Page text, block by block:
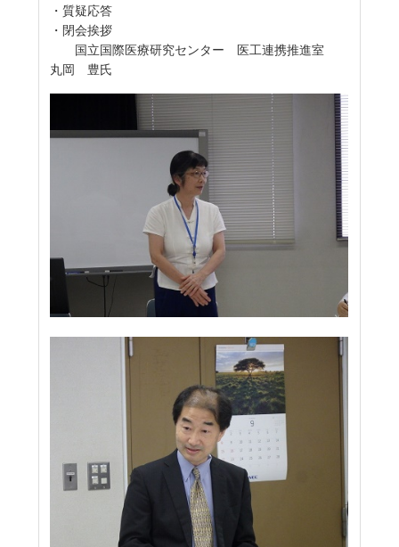
・質疑応答
・閉会挨拶
国立国際医療研究センター 医工連携推進室
丸岡 豊氏